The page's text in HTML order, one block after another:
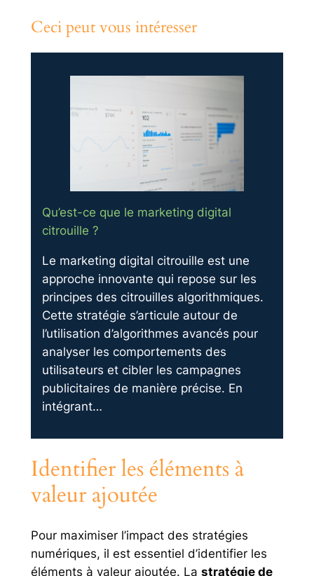
Ceci peut vous intéresser
Qu’est-ce que le marketing digital
citrouille ?
Le marketing digital citrouille est une
approche innovante qui repose sur les
principes des citrouilles algorithmiques.
Cette stratégie s’articule autour de
l’utilisation d’algorithmes avancés pour
analyser les comportements des
utilisateurs et cibler les campagnes
publicitaires de manière précise. En
intégrant…
Identifier les éléments à
valeur ajoutée
Pour maximiser l’impact des stratégies
numériques, il est essentiel d’identifier les
éléments à valeur ajoutée. La stratégie de